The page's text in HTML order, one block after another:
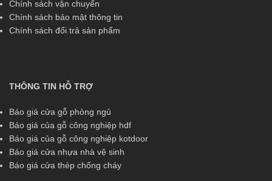
Chính sách vận chuyển
Chính sách bảo mật thông tin
Chính sách đổi trả sản phẩm
THÔNG TIN HỖ TRỢ
Báo giá cửa gỗ phòng ngủ
Báo giá của gỗ công nghiệp hdf
Báo giá của gỗ công nghiệp kotdoor
Báo giá cửa nhựa nhà vệ sinh
Báo giá cửa thép chống cháy